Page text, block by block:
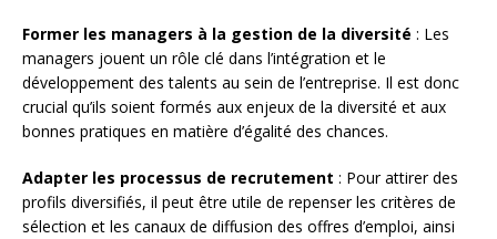
Former les managers à la gestion de la diversité : Les
managers jouent un rôle clé dans l’intégration et le
développement des talents au sein de l’entreprise. Il est donc
crucial qu’ils soient formés aux enjeux de la diversité et aux
bonnes pratiques en matière d’égalité des chances.
Adapter les processus de recrutement : Pour attirer des
profils diversifiés, il peut être utile de repenser les critères de
sélection et les canaux de diffusion des offres d’emploi, ainsi